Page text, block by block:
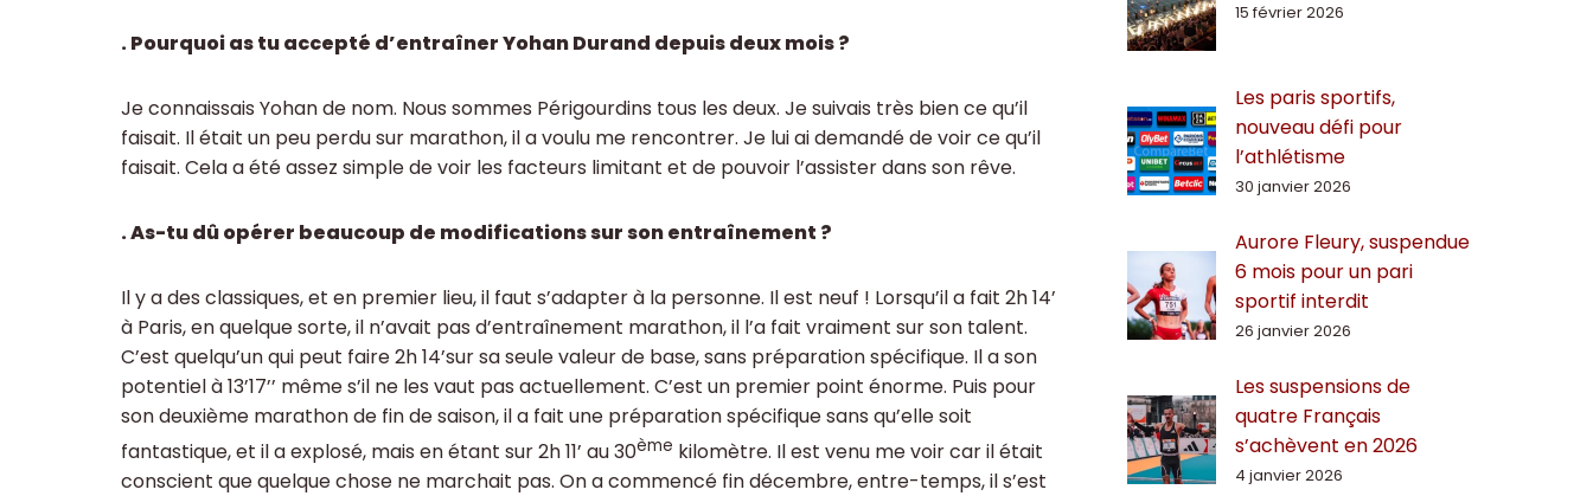
. Pourquoi as tu accepté d’entraîner Yohan Durand depuis deux mois ?
Je connaissais Yohan de nom. Nous sommes Périgourdins tous les deux. Je suivais très bien ce qu’il
faisait. Il était un peu perdu sur marathon, il a voulu me rencontrer. Je lui ai demandé de voir ce qu’il
faisait. Cela a été assez simple de voir les facteurs limitant et de pouvoir l’assister dans son rêve.
. As-tu dû opérer beaucoup de modifications sur son entraînement ?
Il y a des classiques, et en premier lieu, il faut s’adapter à la personne. Il est neuf ! Lorsqu’il a fait 2h 14’
à Paris, en quelque sorte, il n’avait pas d’entraînement marathon, il l’a fait vraiment sur son talent.
C’est quelqu’un qui peut faire 2h 14’sur sa seule valeur de base, sans préparation spécifique. Il a son
potentiel à 13’17’’ même s’il ne les vaut pas actuellement. C’est un premier point énorme. Puis pour
son deuxième marathon de fin de saison, il a fait une préparation spécifique sans qu’elle soit
fantastique, et il a explosé, mais en étant sur 2h 11’ au 30ème kilomètre. Il est venu me voir car il était
conscient que quelque chose ne marchait pas. On a commencé fin décembre, entre-temps, il s’est
15 février 2026
Les paris sportifs,
nouveau défi pour
l’athlétisme
30 janvier 2026
Aurore Fleury, suspendue
6 mois pour un pari
sportif interdit
26 janvier 2026
Les suspensions de
quatre Français
s’achèvent en 2026
4 janvier 2026